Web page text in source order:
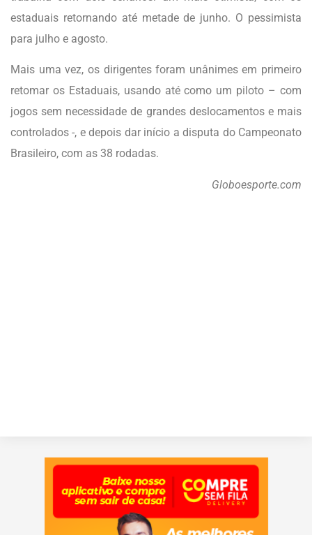
estaduais retornando até metade de junho. O pessimista
para julho e agosto.
Mais uma vez, os dirigentes foram unânimes em primeiro
retomar os Estaduais, usando até como um piloto – com
jogos sem necessidade de grandes deslocamentos e mais
controlados -, e depois dar início a disputa do Campeonato
Brasileiro, com as 38 rodadas.
Globoesporte.com